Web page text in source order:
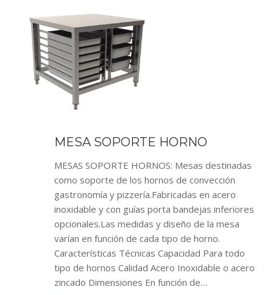
MESA SOPORTE HORNO
MESAS SOPORTE HORNOS: Mesas destinadas
como soporte de los hornos de convección
gastronomía y pizzería.Fabricadas en acero
inoxidable y con guías porta bandejas inferiores
opcionales.Las medidas y diseño de la mesa
varían en función de cada tipo de horno.
Características Técnicas Capacidad Para todo
tipo de hornos Calidad Acero Inoxidable o acero
zincado Dimensiones En función de…